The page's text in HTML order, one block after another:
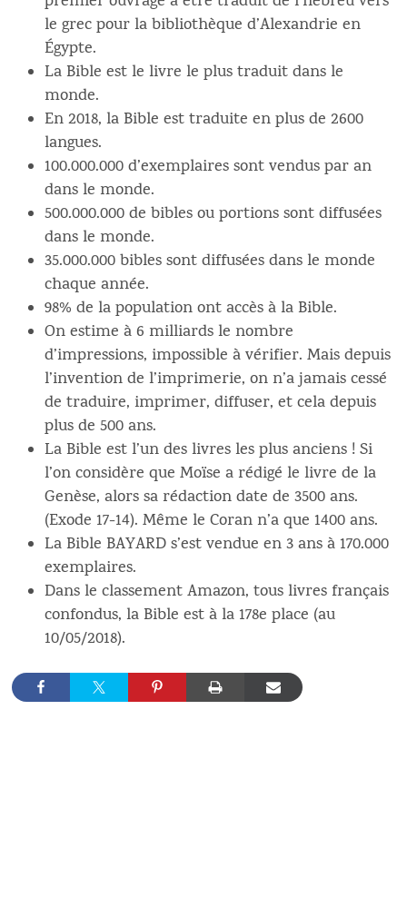
le grec pour la bibliothèque d’Alexandrie en
Égypte.
La Bible est le livre le plus traduit dans le
monde.
En 2018, la Bible est traduite en plus de 2600
langues.
100.000.000 d’exemplaires sont vendus par an
dans le monde.
500.000.000 de bibles ou portions sont diffusées
dans le monde.
35.000.000 bibles sont diffusées dans le monde
chaque année.
98% de la population ont accès à la Bible.
On estime à 6 milliards le nombre
d’impressions, impossible à vérifier. Mais depuis
l’invention de l’imprimerie, on n’a jamais cessé
de traduire, imprimer, diffuser, et cela depuis
plus de 500 ans.
La Bible est l’un des livres les plus anciens ! Si
l’on considère que Moïse a rédigé le livre de la
Genèse, alors sa rédaction date de 3500 ans.
(Exode 17-14). Même le Coran n’a que 1400 ans.
La Bible BAYARD s’est vendue en 3 ans à 170.000
exemplaires.
Dans le classement Amazon, tous livres français
confondus, la Bible est à la 178e place (au
10/05/2018).